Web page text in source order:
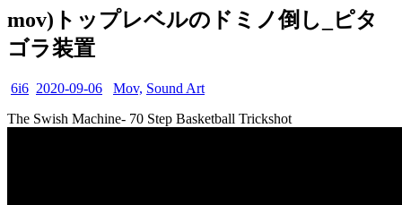
mov)トップレベルのドミノ倒し_ピタ
ゴラ装置
6i6 2020-09-06 Mov, Sound Art
The Swish Machine- 70 Step Basketball Trickshot